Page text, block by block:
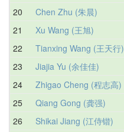
20
Chen Zhu (朱晨)
21
Xu Wang (王旭)
22
Tianxing Wang (王天行)
23
Jiajia Yu (余佳佳)
24
Zhigao Cheng (程志高)
25
Qiang Gong (龚强)
26
Shikai Jiang (江侍锴)